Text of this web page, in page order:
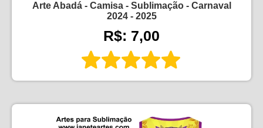
Arte Abadá - Camisa - Sublimação - Carnaval
2024 - 2025
R$: 7,00